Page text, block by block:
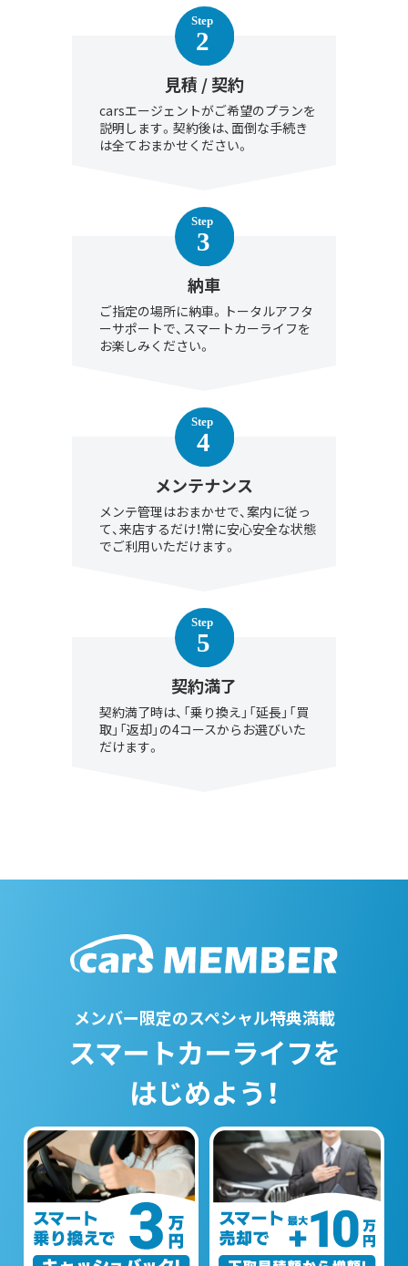
見積 / 契約
carsエージェントがご希望のプランを
説明します。契約後は、面倒な手続き
は全ておまかせください。
納車
ご指定の場所に納車。トータルアフタ
ーサポートで、スマートカーライフを
お楽しみください。
メンテナンス
メンテ管理はおまかせで、案内に従っ
て、来店するだけ！常に安心安全な状態
でご利用いただけます。
契約満了
契約満了時は、「乗り換え」「延長」「買
取」「返却」の4コースからお選びいた
だけます。
メンバー限定のスペシャル特典満載
スマートカーライフを
はじめよう！